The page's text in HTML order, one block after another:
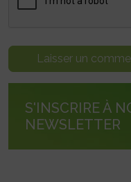
S'INSCRIRE À
NEWSLETTER